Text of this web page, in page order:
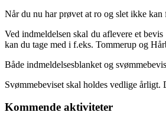
Når du nu har prøvet at ro og slet ikke
Ved indmeldelsen skal du aflevere et
kan du tage med i f.eks. Tommerup og
Både indmeldelsesblanket og
Svømmebeviset skal holdes vedlige
Kommende aktiviteter